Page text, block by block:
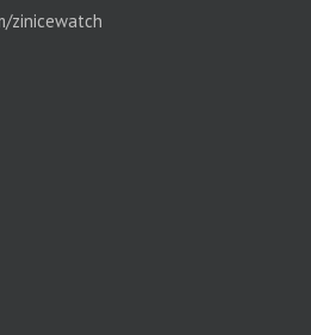
zinicewatch